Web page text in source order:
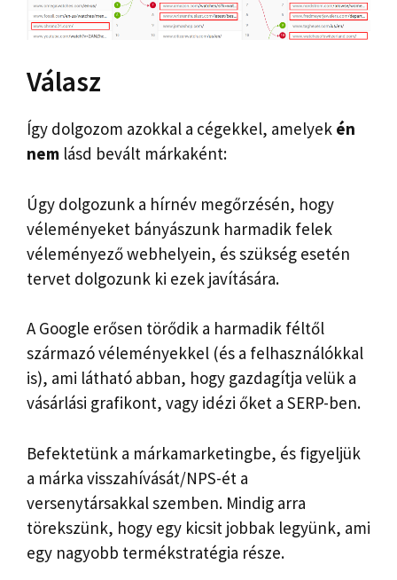
Válasz
Így dolgozom azokkal a cégekkel, amelyek én
nem lásd bevált márkaként:
Úgy dolgozunk a hírnév megőrzésén, hogy
véleményeket bányászunk harmadik felek
véleményező webhelyein, és szükség esetén
tervet dolgozunk ki ezek javítására.
A Google erősen törődik a harmadik féltől
származó véleményekkel (és a felhasználókkal
is), ami látható abban, hogy gazdagítja velük a
vásárlási grafikont, vagy idézi őket a SERP-ben.
Befektetünk a márkamarketingbe, és figyeljük
a márka visszahívását/NPS-ét a
versenytársakkal szemben. Mindig arra
törekszünk, hogy egy kicsit jobbak legyünk, ami
egy nagyobb termékstratégia része.